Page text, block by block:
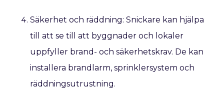
Säkerhet och räddning: Snickare kan hjälpa
till att se till att byggnader och lokaler
uppfyller brand- och säkerhetskrav. De kan
installera brandlarm, sprinklersystem och
räddningsutrustning.